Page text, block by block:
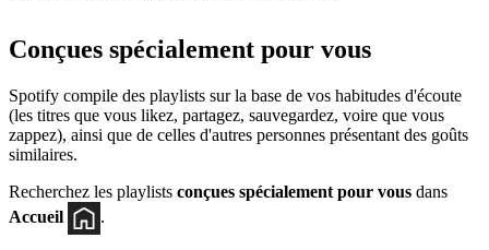
Conçues spécialement pour vous
Spotify compile des playlists sur la base de vos habitudes d'écoute
(les titres que vous likez, partagez, sauvegardez, voire que vous
zappez), ainsi que de celles d'autres personnes présentant des goûts
similaires.
Recherchez les playlists conçues spécialement pour vous dans
Accueil